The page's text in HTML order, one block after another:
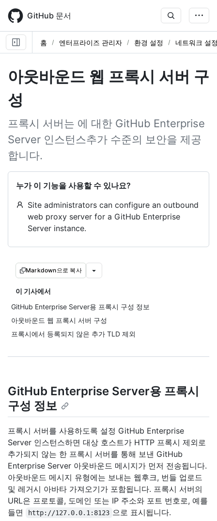
main
content
GitHub 문서
홈 엔터프라이즈 관리자 환경 설정 네트워크 설
아웃바운드 웹 프록시 서버 구
성
프록시 서버는 에 대한 GitHub Enterprise
Server 인스턴스추가 수준의 보안을 제공
합니다.
누가 이 기능을 사용할 수 있나요?
Site administrators can configure an outbound
web proxy server for a GitHub Enterprise
Server instance.
Markdown으로 복사
이 기사에서
GitHub Enterprise Server용 프록시 구성 정보
아웃바운드 웹 프록시 서버 구성
프록시에서 등록되지 않은 추가 TLD 제외
GitHub Enterprise Server용 프록시
구성 정보
프록시 서버를 사용하도록 설정 GitHub Enterprise
Server 인스턴스하면 대상 호스트가 HTTP 프록시 제외로
추가되지 않는 한 프록시 서버를 통해 보낸 GitHub
Enterprise Server 아웃바운드 메시지가 먼저 전송됩니다.
아웃바운드 메시지 유형에는 보내는 웹후크, 번들 업로드
및 레거시 아바타 가져오기가 포함됩니다. 프록시 서버의
URL은 프로토콜, 도메인 또는 IP 주소와 포트 번호로, 예를
들면
http://127.0.0.1:8123 으로 표시됩니다.